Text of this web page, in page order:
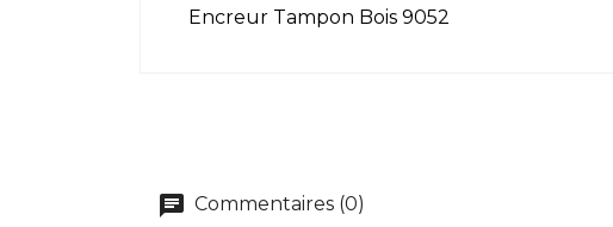
Encreur Tampon Bois 9052
Commentaires (0)